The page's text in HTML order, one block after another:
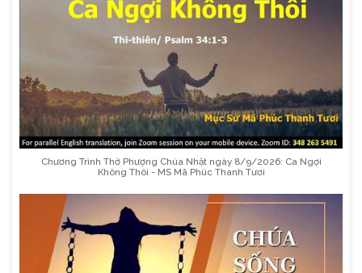
Chương Trình Thờ Phượng Chúa Nhật ngày 8/9/2026: Ca Ngợi
Không Thôi - MS Mã Phúc Thanh Tươi